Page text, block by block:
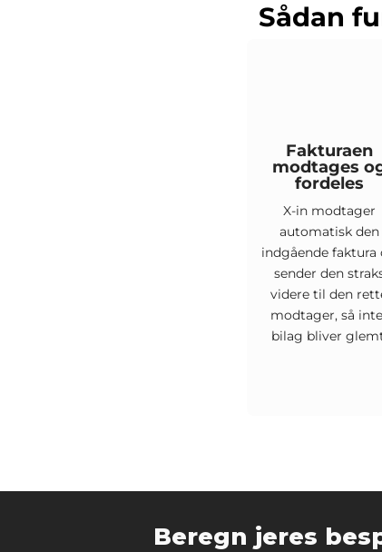
Sådan
Fakturaen
modtages
fordeles
X-in modtager
automatisk den
indgående faktura
sender den
videre til den
modtager, så
bilag bliver
Beregn jeres